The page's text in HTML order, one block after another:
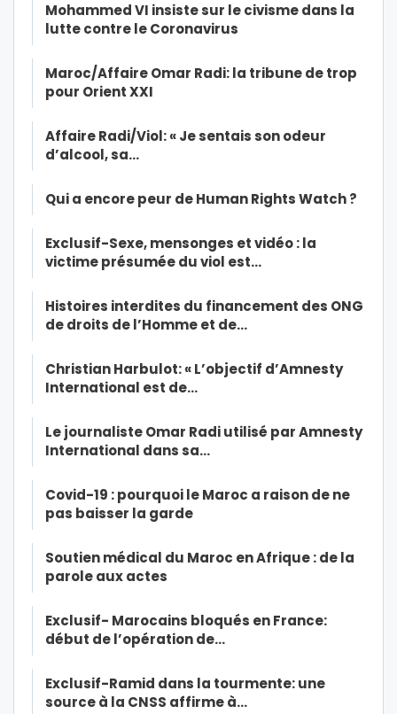
Mohammed VI insiste sur le civisme dans la
lutte contre le Coronavirus
Maroc/Affaire Omar Radi: la tribune de trop
pour Orient XXI
Affaire Radi/Viol: « Je sentais son odeur
d’alcool, sa…
Qui a encore peur de Human Rights Watch ?
Exclusif-Sexe, mensonges et vidéo : la
victime présumée du viol est…
Histoires interdites du financement des ONG
de droits de l’Homme et de…
Christian Harbulot: « L’objectif d’Amnesty
International est de…
Le journaliste Omar Radi utilisé par Amnesty
International dans sa…
Covid-19 : pourquoi le Maroc a raison de ne
pas baisser la garde
Soutien médical du Maroc en Afrique : de la
parole aux actes
Exclusif- Marocains bloqués en France:
début de l’opération de…
Exclusif-Ramid dans la tourmente: une
source à la CNSS affirme à…